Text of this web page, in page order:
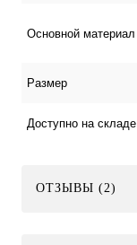
Оcновной материал
Размер
Доступно на складе
ОТЗЫВЫ (2)